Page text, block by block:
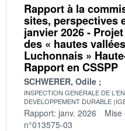
Rapport à la
sites, perspectives
janvier 2026 -
des « hautes
Luchonnais »
Rapport en CSSPP
SCHWERER, Odile
INSPECTION GENERALE DE
DEVELOPPEMENT DURABLE
Rapport: janv. 2026 Mise
n°013575-03